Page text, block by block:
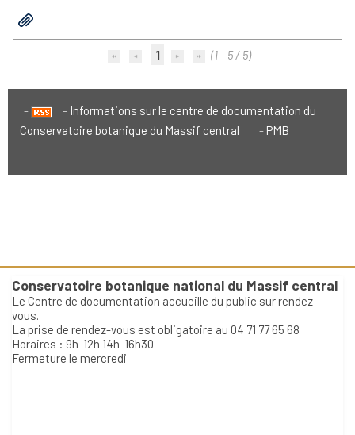
1 (1 - 5 / 5)
Informations sur le centre de documentation du
Conservatoire botanique du Massif central
PMB
Conservatoire botanique national du Massif central
Le Centre de documentation accueille du public sur rendez-
vous.
La prise de rendez-vous est obligatoire au 04 71 77 65 68
Horaires : 9h-12h 14h-16h30
Fermeture le mercredi